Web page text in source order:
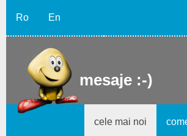
Ro En
mesaje :-)
cele mai noi